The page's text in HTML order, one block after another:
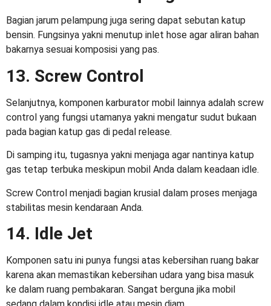
Bagian jarum pelampung juga sering dapat sebutan katup
bensin. Fungsinya yakni menutup inlet hose agar aliran bahan
bakarnya sesuai komposisi yang pas.
13. Screw Control
Selanjutnya, komponen karburator mobil lainnya adalah screw
control yang fungsi utamanya yakni mengatur sudut bukaan
pada bagian katup gas di pedal release.
Di samping itu, tugasnya yakni menjaga agar nantinya katup
gas tetap terbuka meskipun mobil Anda dalam keadaan idle.
Screw Control menjadi bagian krusial dalam proses menjaga
stabilitas mesin kendaraan Anda.
14. Idle Jet
Komponen satu ini punya fungsi atas kebersihan ruang bakar
karena akan memastikan kebersihan udara yang bisa masuk
ke dalam ruang pembakaran. Sangat berguna jika mobil